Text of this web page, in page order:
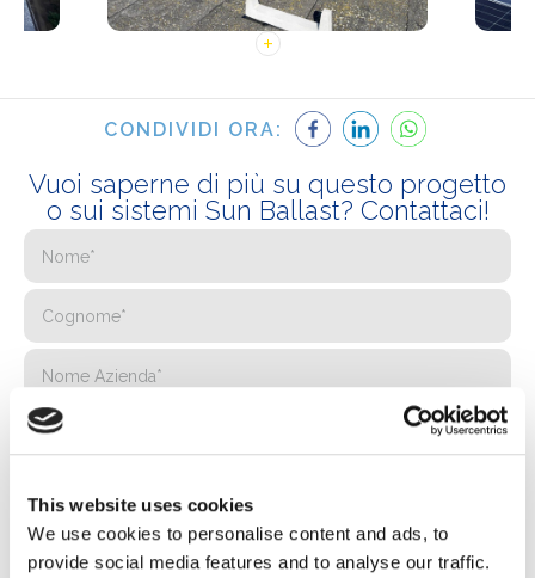
This website uses cookies
We use cookies to personalise content and ads, to
provide social media features and to analyse our traffic.
CONDIVIDI ORA:
Vuoi saperne di più su questo progetto
o sui sistemi Sun Ballast? Contattaci!